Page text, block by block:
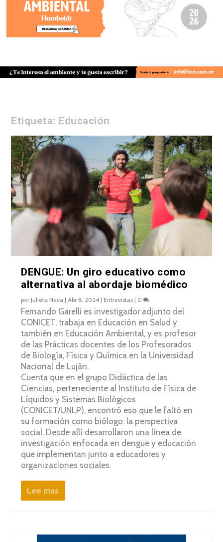
Etiqueta: Educación
DENGUE: Un giro educativo como
alternativa al abordaje biomédico
por Julieta Nava |Abr 8, 2024 | Entrevistas | 0
Fernando Garelli es investigador adjunto del
CONICET, trabaja en Educación en Salud y
también en Educación Ambiental, y es profesor
de las Prácticas docentes de los Profesorados
de Biología, Física y Química en la Universidad
Nacional de Luján.
Cuenta que en el grupo Didáctica de las
Ciencias, perteneciente al Instituto de Física de
Líquidos y Sistemas Biológicos
(CONICET/UNLP), encontró eso que le faltó en
su formación como biólogo: la perspectiva
social. Desde allí desarrollaron una línea de
investigación enfocada en dengue y educación
que implementan junto a educadores y
organizaciones sociales.
Lee mas